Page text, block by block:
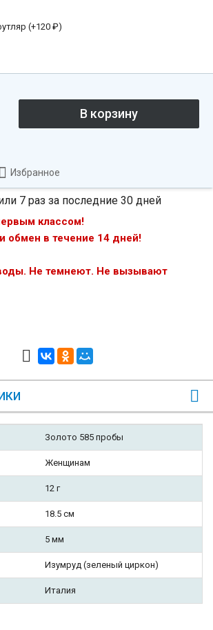
(+120 ₽)
Избранное
7 раз за последние 30 дней
классом!
обмен в течение 14 дней!
Не темнеют. Не вызывают
Золото 585 пробы
Женщинам
12 г
18.5 см
5 мм
Изумруд (зеленый циркон)
Италия